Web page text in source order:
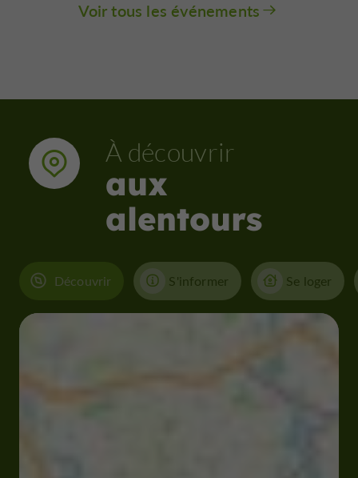
Voir tous les événements
À découvrir
aux
alentours
Découvrir S'informer Se loger